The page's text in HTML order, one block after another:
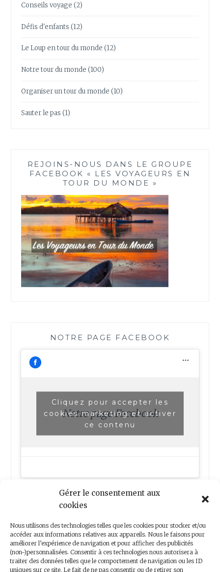
Gérer le consentement aux
cookies
Nous utilisons des technologies telles que les cookies pour stocker et/ou
accéder aux informations relatives aux appareils. Nous le faisons pour
améliorer l’expérience de navigation et pour afficher des publicités
(non-)personnalisées. Consentir à ces technologies nous autorisera à
traiter des données telles que le comportement de navigation ou les ID
uniques sur ce site. Le fait de ne pas consentir ou de retirer son
Conseils voyage (2)
Défis d'enfants (12)
Le Loup en tour du monde (12)
Notre tour du monde (100)
Organiser un tour du monde (10)
Sauter le pas (1)
REJOINS-NOUS DANS LE GROUPE
FACEBOOK « LES VOYAGEURS EN
TOUR DU MONDE »
NOTRE PAGE FACEBOOK
Notre page Facebook
Cliquez pour accepter les
cookies marketing et activer
ce contenu
Nous contacter